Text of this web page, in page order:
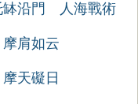
沿門 人海戰術
摩肩如云
摩天礙日